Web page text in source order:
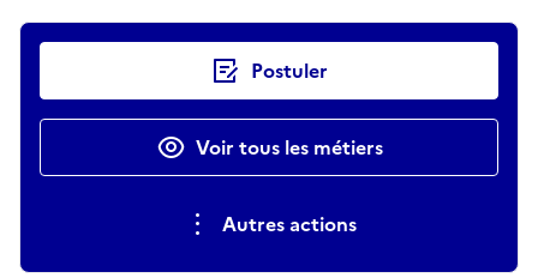
Actions rapides Postuler
Voir tous les métiers
Autres actions